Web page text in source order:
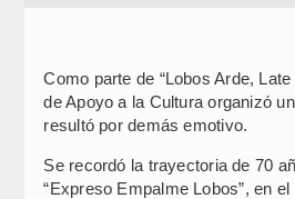
Como parte de “Lobos Arde,
de Apoyo a la Cultura organizó
resultó por demás emotivo.
Se recordó la trayectoria de 70
“Expreso Empalme Lobos”, en